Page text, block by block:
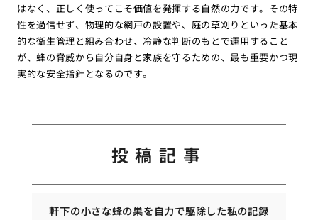
はなく、正しく使ってこそ価値を発揮する自然の力です。その特
性を過信せず、物理的な網戸の設置や、庭の草刈りといった基本
的な衛生管理と組み合わせ、冷静な判断のもとで運用すること
が、蜂の脅威から自分自身と家族を守るための、最も重要かつ現
実的な安全指針となるのです。
投稿記事
軒下の小さな蜂の巣を自力で駆除した私の記録